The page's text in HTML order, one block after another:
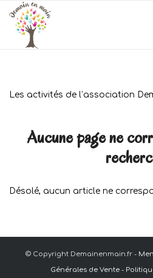
Les activités de l’association
Aucune page ne
Désolé, aucun article ne
© Copyright Demainenmain.fr -
Générales de Vente -